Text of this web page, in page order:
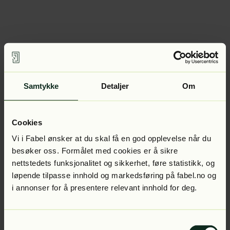
Samtykke Detaljer Om
Cookies
Vi i Fabel ønsker at du skal få en god opplevelse når du
besøker oss. Formålet med cookies er å sikre
nettstedets funksjonalitet og sikkerhet, føre statistikk, og
løpende tilpasse innhold og markedsføring på fabel.no og
i annonser for å presentere relevant innhold for deg.